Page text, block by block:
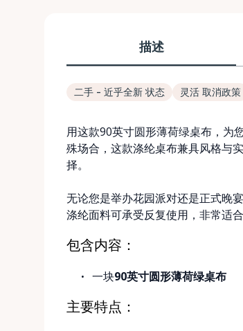
描述
二手 - 近乎全新 状态 灵活 取消政策
用这款90英寸圆形薄荷绿桌布，为
殊场合，这款涤纶桌布兼具风格与
择。
无论您是举办花园派对还是正式晚
涤纶面料可承受反复使用，非常适合
包含内容：
一块90英寸圆形薄荷绿桌布
主要特点：